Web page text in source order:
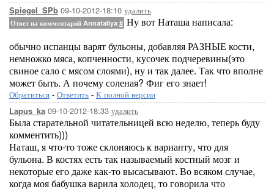
Spiegel_SPb 09-10-2012-18:10 удалить
Ответ на комментарий Annataliya # Ну вот Наташа написала:
обычно испанцы варят бульоны, добавляя РАЗНЫЕ кости,
немножко мяса, копченности, кусочек подчеревины(это
свиное сало с мясом слоями), ну и так далее. Так что вполне
может быть. А почему соленая? Фиг его знает!
Обратиться - Ответить - К полной версии
Lapus_ka 09-10-2012-18:33 удалить
Была старательной читательницей всю неделю, теперь буду
комментить)))
Наташ, я что-то тоже склоняюсь к варианту, что для
бульона. В костях есть так называемый костный мозг и
некоторые его даже как-то высасывают. Во всяком случае,
когда моя бабушка варила холодец, то говорила что